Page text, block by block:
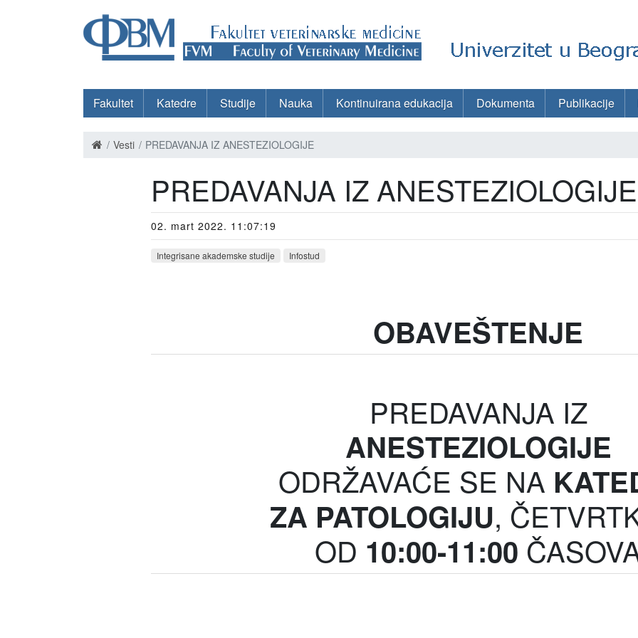
Fakultet Katedre Studije Nauka Kontinuirana edukacija Dokumenta Publikacije
Vesti PREDAVANJA IZ ANESTEZIOLOGIJE
PREDAVANJA IZ ANESTEZIOLOGIJE
02. mart 2022. 11:07:19
Integrisane akademske studije Infostud
OBAVEŠTENJE
PREDAVANJA IZ
ANESTEZIOLOGIJE
ODRŽAVAĆE SE NA
ZA PATOLOGIJU,
OD 10:00-11:00